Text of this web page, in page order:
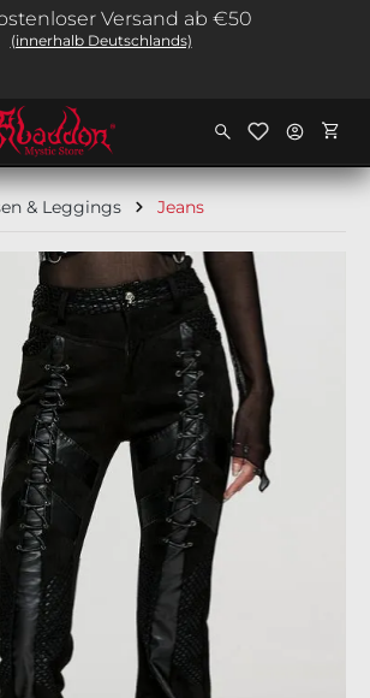
Versand ab €50
(innerhalb Deutschlands)
& Leggings Jeans